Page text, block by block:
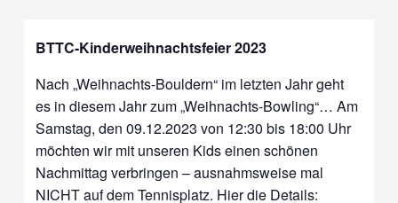
BTTC-Kinderweihnachtsfeier 2023
Nach „Weihnachts-Bouldern“ im letzten Jahr geht
es in diesem Jahr zum „Weihnachts-Bowling“… Am
Samstag, den 09.12.2023 von 12:30 bis 18:00 Uhr
möchten wir mit unseren Kids einen schönen
Nachmittag verbringen – ausnahmsweise mal
NICHT auf dem Tennisplatz. Hier die Details: